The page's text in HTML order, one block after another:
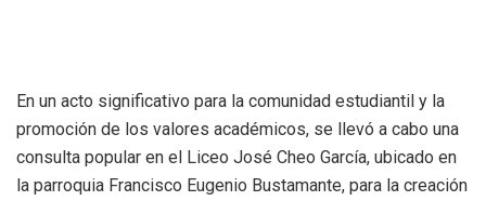
En un acto significativo para la comunidad estudiantil y la
promoción de los valores académicos, se llevó a cabo una
consulta popular en el Liceo José Cheo García, ubicado en
la parroquia Francisco Eugenio Bustamante, para la creación